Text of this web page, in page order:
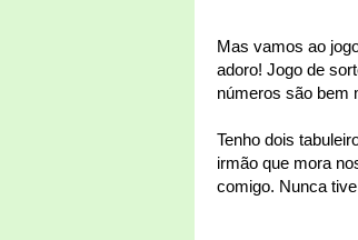
Mas vamos ao
adoro! Jogo de
números são bem
Tenho dois
irmão que mora
comigo. Nunca